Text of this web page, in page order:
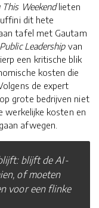
Weekendlieten
dit hete
tafel met Gautam
Leadershipvan
een kritische blik
kosten die
de expert
grote bedrijven niet
werkelijke kosten en
afwegen.
blijft de AI-
of moeten
voor een flinke